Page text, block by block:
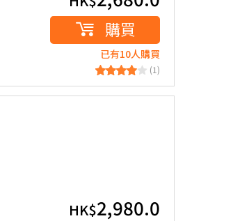
購買
已有10人購買
(1)
HK$2,980.0